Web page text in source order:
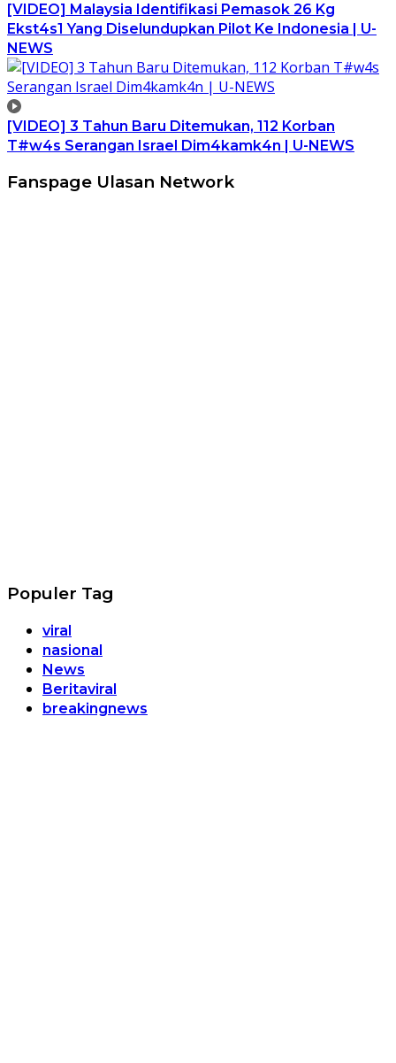
[VIDEO] Malaysia Identifikasi Pemasok 26 Kg
Ekst4s1 Yang Diselundupkan Pilot Ke Indonesia | U-
NEWS
[VIDEO] 3 Tahun Baru Ditemukan, 112 Korban
T#w4s Serangan Israel Dim4kamk4n | U-NEWS
Fanspage Ulasan Network
Populer Tag
viral
nasional
News
Beritaviral
breakingnews